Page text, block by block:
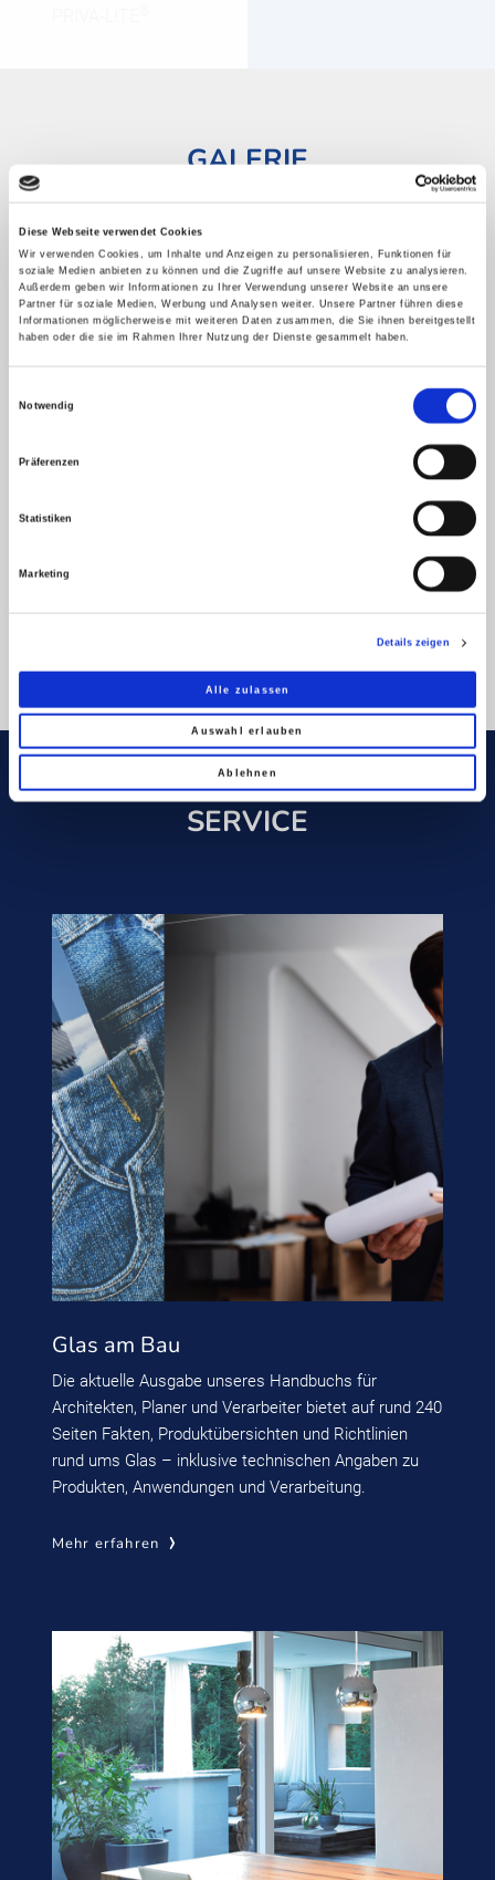
Diese Webseite verwendet Cookies
Wir verwenden Cookies, um Inhalte und Anzeigen zu personalisieren, Funktionen für
soziale Medien anbieten zu können und die Zugriffe auf unsere Website zu analysieren.
Außerdem geben wir Informationen zu Ihrer Verwendung unserer Website an unsere
Partner für soziale Medien, Werbung und Analysen weiter. Unsere Partner führen diese
Informationen möglicherweise mit weiteren Daten zusammen, die Sie ihnen bereitgestellt
haben oder die sie im Rahmen Ihrer Nutzung der Dienste gesammelt haben.
Notwendig
Präferenzen
Statistiken
Marketing
Details zeigen
Alle zulassen
Auswahl erlauben
Ablehnen
GALERIE
SERVICE
Glas am Bau
Die aktuelle Ausgabe unseres Handbuchs für
Architekten, Planer und Verarbeiter bietet auf rund 240
Seiten Fakten, Produktübersichten und Richtlinien
rund ums Glas – inklusive technischen Angaben zu
Produkten, Anwendungen und Verarbeitung.
Mehr erfahren